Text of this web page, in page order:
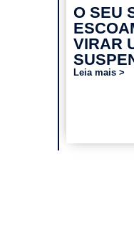
O SEU
VIRAR
Leia mais >